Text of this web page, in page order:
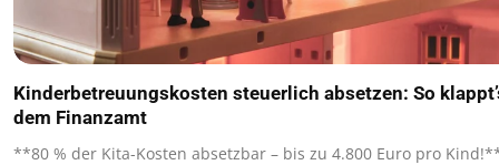
Kinderbetreuungskosten steuerlich absetzen: So
dem Finanzamt
**80 % der Kita-Kosten absetzbar – bis zu 4.800 Euro pro